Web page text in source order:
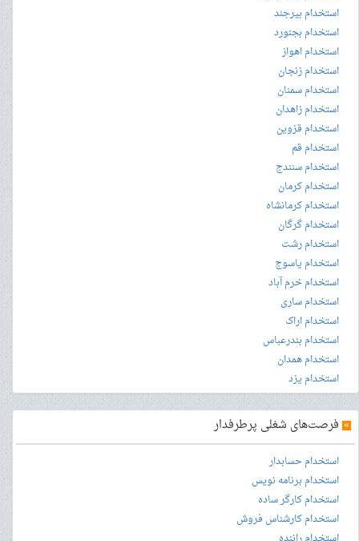
استخدام بیرجند
استخدام بجنورد
استخدام اهواز
استخدام زنجان
استخدام سمنان
استخدام زاهدان
استخدام قزوین
استخدام قم
استخدام سنندج
استخدام کرمان
استخدام کرمانشاه
استخدام گرگان
استخدام رشت
استخدام یاسوج
استخدام خرم آباد
استخدام ساری
استخدام اراک
استخدام بندرعباس
استخدام همدان
استخدام یزد
» فرصت‌های شغلی پرطرفدار
استخدام حسابدار
استخدام برنامه نویس
استخدام کارگر ساده
استخدام کارشناس فروش